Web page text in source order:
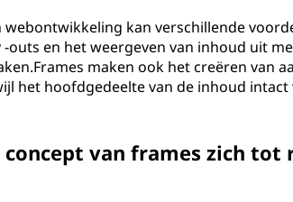
kan verschillende
outs en het weergeven van inhoud uit
maken ook het creëren van
het hoofdgedeelte van de inhoud
van frames zich tot